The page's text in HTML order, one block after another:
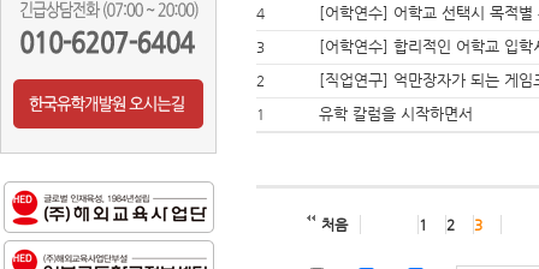
4 [어학연수] 어학교 선택시 목적별
3 [어학연수] 합리적인 어학교 입학
2 [직업연구] 억만장자가 되는 게임
1 유학 칼럼을 시작하면서
처음 1 2 3